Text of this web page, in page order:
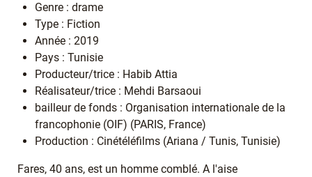
Genre : drame
Type : Fiction
Année : 2019
Pays : Tunisie
Producteur/trice : Habib Attia
Réalisateur/trice : Mehdi Barsaoui
bailleur de fonds : Organisation internationale de la
francophonie (OIF) (PARIS, France)
Production : Cinétéléfilms (Ariana / Tunis, Tunisie)
Fares, 40 ans, est un homme comblé. A l'aise